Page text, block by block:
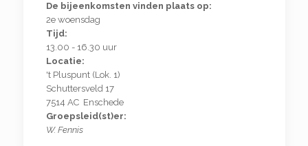
De bijeenkomsten vinden plaats op:
2e woensdag
Tijd:
13.00 - 16.30 uur
Locatie:
't Pluspunt (Lok. 1)
Schuttersveld 17
7514 AC Enschede
Groepsleid(st)er:
W. Fennis